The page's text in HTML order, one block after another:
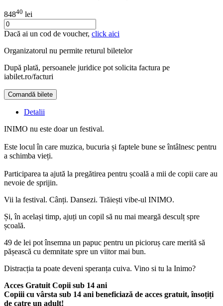
84840 lei
Dacă ai un cod de voucher, click aici
Organizatorul nu permite returul biletelor
După plată, persoanele juridice pot solicita factura pe
iabilet.ro/facturi
Comandă bilete
Detalii
INIMO nu este doar un festival.
Este locul în care muzica, bucuria și faptele bune se întâlnesc pentru
a schimba vieți.
Participarea ta ajută la pregătirea pentru școală a mii de copii care au
nevoie de sprijin.
Vii la festival. Cânți. Dansezi. Trăiești vibe-ul INIMO.
Și, în același timp, ajuți un copil să nu mai meargă desculț spre
școală.
49 de lei pot însemna un papuc pentru un picioruș care merită să
pășească cu demnitate spre un viitor mai bun.
Distracția ta poate deveni speranța cuiva. Vino si tu la Inimo?
Acces Gratuit Copii sub 14 ani
Copiii cu vârsta sub 14 ani beneficiază de acces gratuit, însoțiți
de catre un adult!